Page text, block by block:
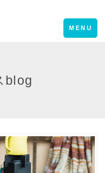
Toggle
navigation
MENU
blog